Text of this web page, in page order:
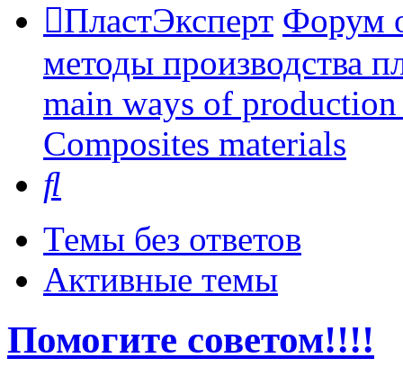
ПластЭксперт Форум
методы производства
main ways of
Сomposites materials
Темы без ответов
Активные темы
Помогите советом!!!!